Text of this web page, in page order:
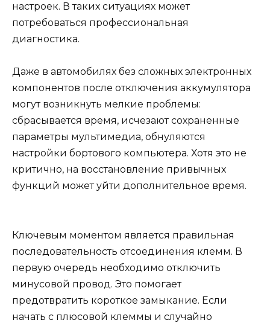
настроек. В таких ситуациях может
потребоваться профессиональная
диагностика.
Даже в автомобилях без сложных электронных
компонентов после отключения аккумулятора
могут возникнуть мелкие проблемы:
сбрасывается время, исчезают сохраненные
параметры мультимедиа, обнуляются
настройки бортового компьютера. Хотя это не
критично, на восстановление привычных
функций может уйти дополнительное время.
Ключевым моментом является правильная
последовательность отсоединения клемм. В
первую очередь необходимо отключить
минусовой провод. Это помогает
предотвратить короткое замыкание. Если
начать с плюсовой клеммы и случайно